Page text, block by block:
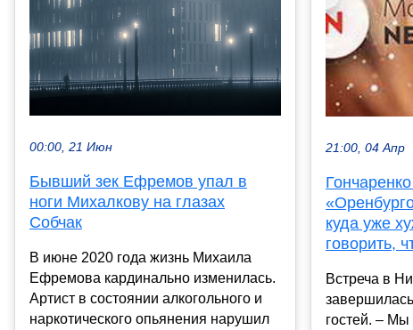
00:00, 21 Июн
Бывший зек Ефремов упал в
ноги Михалкову на глазах
Собчак
В июне 2020 года жизнь Михаила
Ефремова кардинально изменилась.
Артист в состоянии алкогольного и
наркотического опьянения нарушил
21:00, 04 Апр
куда уже
говорить,
Встреча в
гостей. –